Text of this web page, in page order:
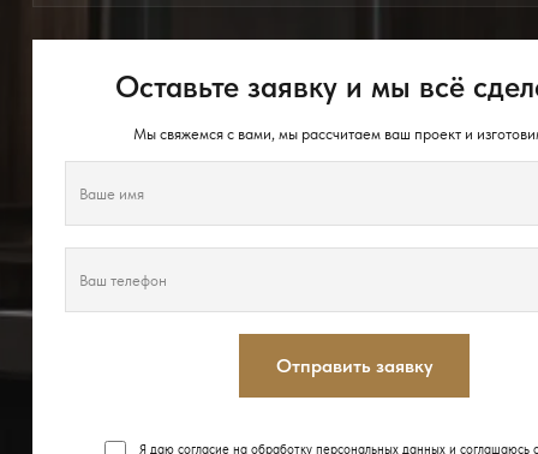
Оставьте заявку и мы всё
Мы свяжемся с вами, мы рассчитаем ваш проект и
Отправить заявку
Я даю согласие на обработку персональных данных и соглашаюсь